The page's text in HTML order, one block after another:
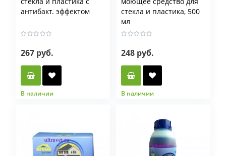
антибакт. эффектом
267 руб.
В наличии
стекла и пластика, 500
мл
248 руб.
В наличии